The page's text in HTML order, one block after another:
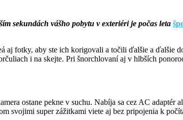
sekundách vášho pobytu v exteriéri je počas leta
fotky, aby ste ich korigovali a točili ďalšie a ďalšie
i na skejte. Pri šnorchlovaní aj v hlbších
ostane pekne v suchu. Nabíja sa cez AC
svojimi super zážitkami viete aj bez pripojenia k